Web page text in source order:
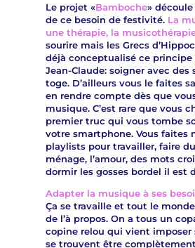
Le projet «Bamboche»
de ce besoin de festivité. La
une thérapie, la
sourire mais les Grecs
déjà conceptualisé ce principe
Jean-Claude: soigner avec des
toge. D’ailleurs vous le faites
en rendre compte dès que
musique. C’est rare que vous
premier truc qui vous tombe
votre smartphone. Vous faites
playlists pour travailler, faire
ménage, l’amour, des mots
dormir les gosses bordel il est
Adapter la musique à ses
Ça se travaille et tout le monde
de l’à propos. On a tous un
copine relou qui vient imposer
se trouvent être